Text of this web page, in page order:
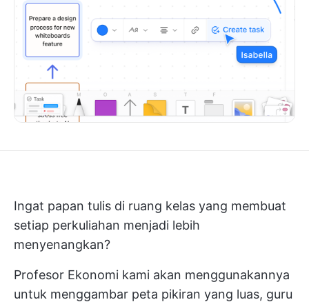
Ingat papan tulis di ruang kelas yang membuat
setiap perkuliahan menjadi lebih
menyenangkan?
Profesor Ekonomi kami akan menggunakannya
untuk menggambar peta pikiran yang luas, guru